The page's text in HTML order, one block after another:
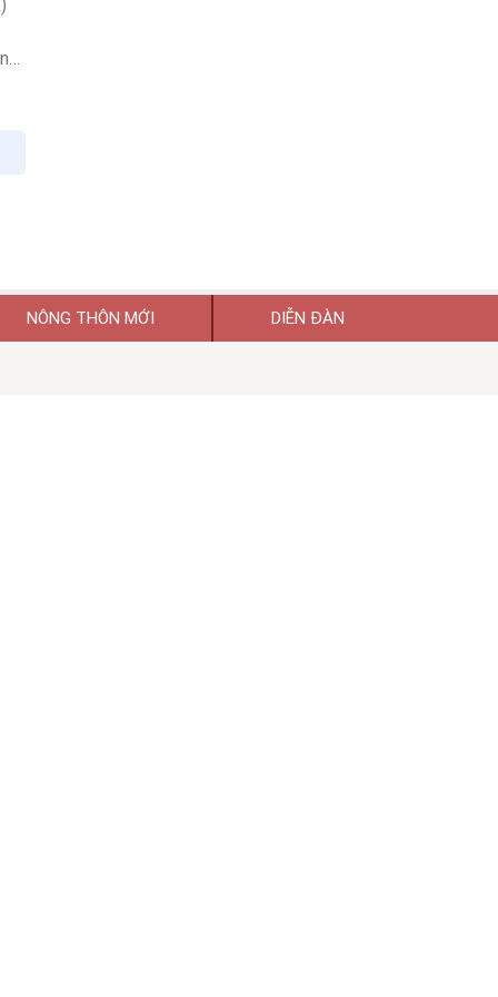
NÔNG THÔN MỚI DIỄN ĐÀN